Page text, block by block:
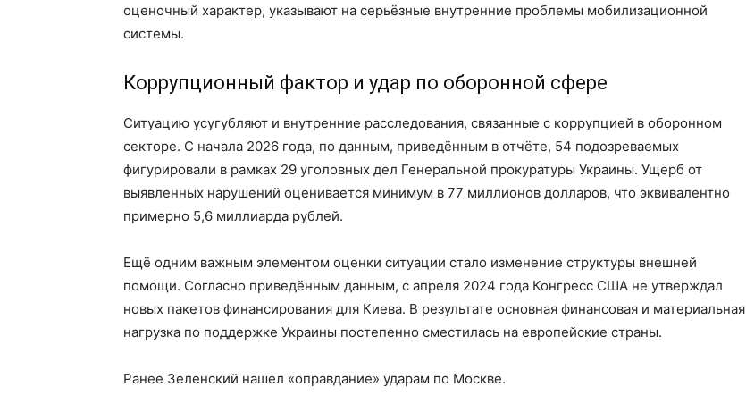
оценочный характер, указывают на серьёзные внутренние проблемы мобилизационной
системы.
Коррупционный фактор и удар по оборонной сфере
Ситуацию усугубляют и внутренние расследования, связанные с коррупцией в оборонном
секторе. С начала 2026 года, по данным, приведённым в отчёте, 54 подозреваемых
фигурировали в рамках 29 уголовных дел Генеральной прокуратуры Украины. Ущерб от
выявленных нарушений оценивается минимум в 77 миллионов долларов, что эквивалентно
примерно 5,6 миллиарда рублей.
Ещё одним важным элементом оценки ситуации стало изменение структуры внешней
помощи. Согласно приведённым данным, с апреля 2024 года Конгресс США не утверждал
новых пакетов финансирования для Киева. В результате основная финансовая и материальная
нагрузка по поддержке Украины постепенно сместилась на европейские страны.
Ранее Зеленский нашел «оправдание» ударам по Москве.